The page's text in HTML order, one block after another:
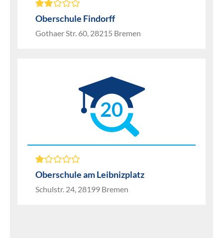
Oberschule Findorff
Gothaer Str. 60, 28215 Bremen
20
Oberschule am Leibnizplatz
Schulstr. 24, 28199 Bremen